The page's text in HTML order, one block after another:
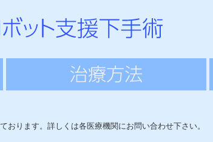
ります。詳しくは各医療機関にお問い合わせ下さい。